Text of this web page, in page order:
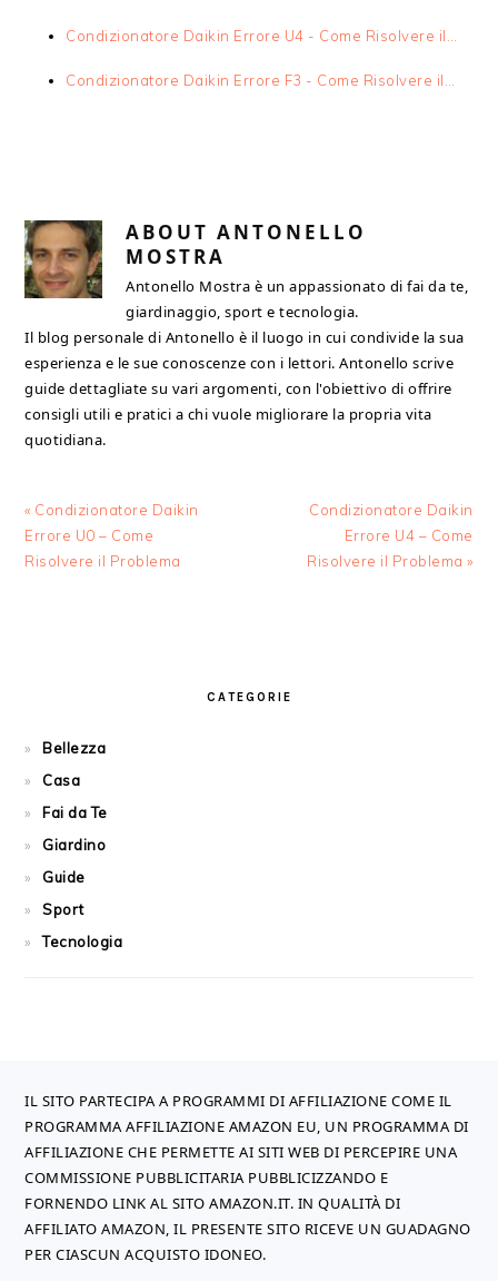
Condizionatore Daikin Errore U4 - Come Risolvere il…
Condizionatore Daikin Errore F3 - Come Risolvere il…
ABOUTANTONELLO
MOSTRA
Antonello Mostra è un appassionato di fai da te,
giardinaggio, sport e tecnologia.
Il blog personale di Antonello è il luogo in cui condivide la sua
esperienza e le sue conoscenze con i lettori. Antonello scrive
guide dettagliate su vari argomenti, con l'obiettivo di offrire
consigli utili e pratici a chi vuole migliorare la propria vita
quotidiana.
Previous
Post:
« Condizionatore Daikin
Errore U0 – Come
Risolvere il Problema​
Next
Condizionatore Daikin
Errore U4 – Come
Risolvere il Problema​ »
CATEGORIE
Bellezza
Casa
Fai da Te
Giardino
Guide
Sport
Tecnologia
FOOTER
IL SITO PARTECIPA A PROGRAMMI DI AFFILIAZIONE COME IL
PROGRAMMA AFFILIAZIONE AMAZON EU, UN PROGRAMMA DI
AFFILIAZIONE CHE PERMETTE AI SITI WEB DI PERCEPIRE UNA
COMMISSIONE PUBBLICITARIA PUBBLICIZZANDO E
FORNENDO LINK AL SITO AMAZON.IT. IN QUALITÀ DI
AFFILIATO AMAZON, IL PRESENTE SITO RICEVE UN GUADAGNO
PER CIASCUN ACQUISTO IDONEO.